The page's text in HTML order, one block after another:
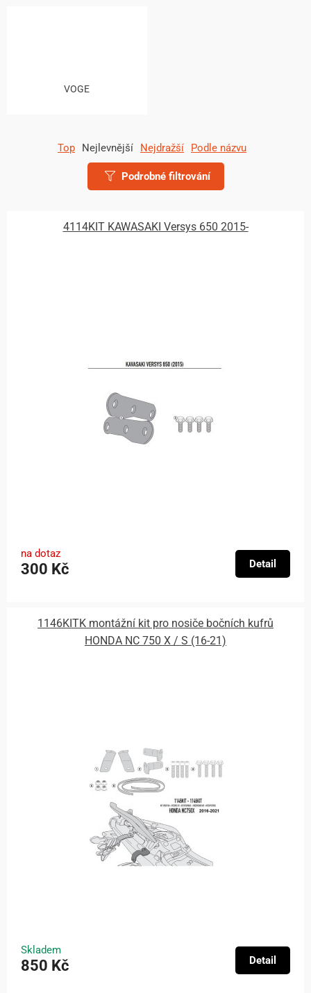
VOGE
Top Nejlevnější Nejdražší Podle názvu
Podrobné filtrování
4114KIT KAWASAKI Versys 650 2015-
na dotaz
300 Kč Detail
1146KITK montážní kit pro nosiče bočních kufrů
HONDA NC 750 X / S (16-21)
Skladem
850 Kč Detail